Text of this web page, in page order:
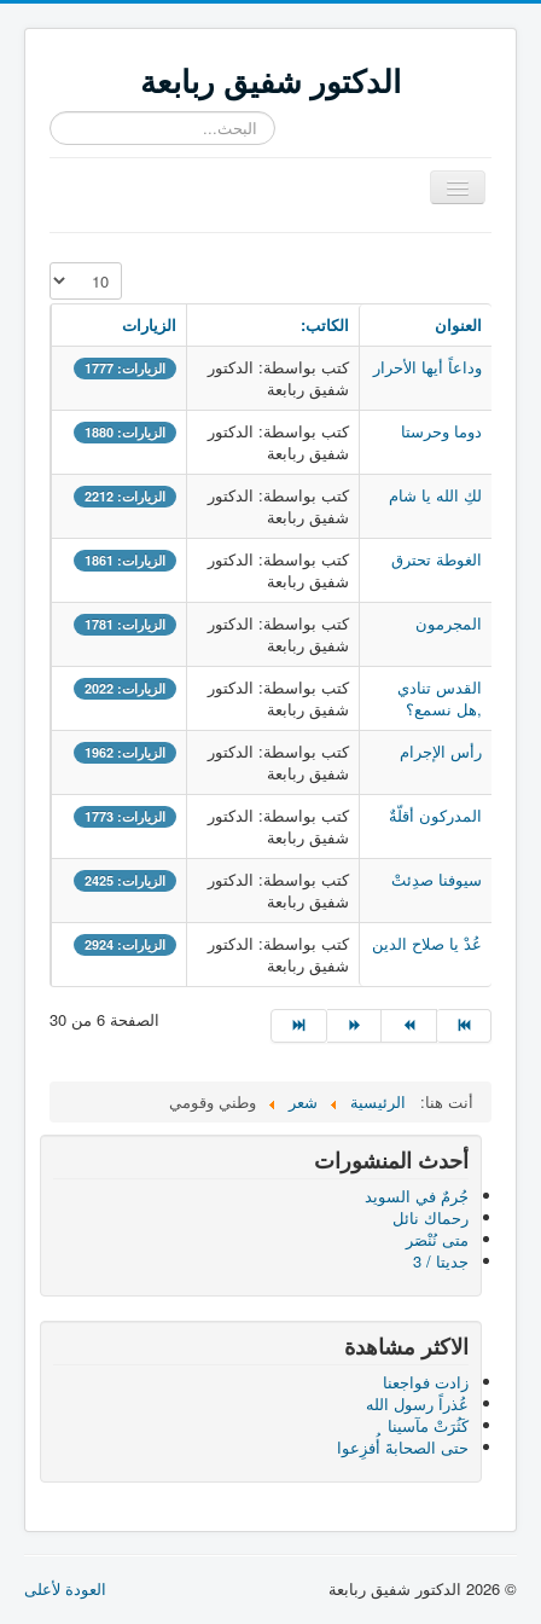
الدكتور شفيق ربابعة
البحث...
تبديل
المتصفح
عدد الإظهارات:
العنوان الكاتب:
الزيارات
وداعاً أيها الأحرار
كتب بواسطة: الدكتور
شفيق ربابعة
الزيارات: 1777
دوما وحرستا
كتب بواسطة: الدكتور
شفيق ربابعة
الزيارات: 1880
لكِ الله يا شام
كتب بواسطة: الدكتور
شفيق ربابعة
الزيارات: 2212
الغوطة تحترق
كتب بواسطة: الدكتور
شفيق ربابعة
الزيارات: 1861
المجرمون
كتب بواسطة: الدكتور
شفيق ربابعة
الزيارات: 1781
القدس تنادي
,هل نسمع؟
كتب بواسطة: الدكتور
شفيق ربابعة
الزيارات: 2022
رأس الإجرام
كتب بواسطة: الدكتور
شفيق ربابعة
الزيارات: 1962
المدركون أقلّةٌ
كتب بواسطة: الدكتور
شفيق ربابعة
الزيارات: 1773
سيوفنا صدِئتْ
كتب بواسطة: الدكتور
شفيق ربابعة
الزيارات: 2425
عُدْ يا صلاح الدين
كتب بواسطة: الدكتور
شفيق ربابعة
الزيارات: 2924
الصفحة 6 من 30
أنت هنا: الرئيسية شعر وطني وقومي
أحدث المنشورات
جُرمٌ في السويد
رحماك نائل
متى نُنْصَر
جديتا / 3
الاكثر مشاهدة
زادت فواجعنا
عُذراً رسول الله
كَثُرَتْ مآسينا
حتى الصحابةَ أُفزِعوا
العودة لأعلى © 2026 الدكتور شفيق ربابعة